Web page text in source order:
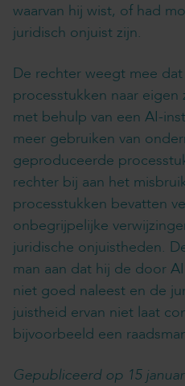
waarvan hij wist, of had
juridisch onjuist zijn.
De rechter weegt mee
processtukken naar
met behulp van een AI-
meer gebruiken van
geproduceerde
rechter bij aan het
processtukken bevatten
onbegrijpelijke
juridische onjuistheden.
man aan dat hij de door
niet goed naleest en de
juistheid ervan niet laat
bijvoorbeeld een
Gepubliceerd op 15